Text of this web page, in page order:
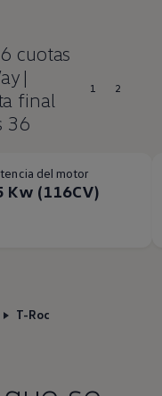
cuotas
|
final
36
1 2
del motor
Kw (116CV)
T-Roc